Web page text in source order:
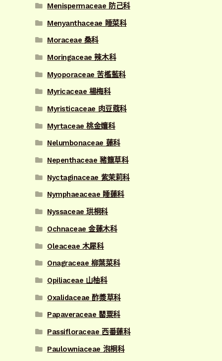
Menispermaceae 防己科
Menyanthaceae 睡菜科
Moraceae 桑科
Moringaceae 辣木科
Myoporaceae 苦檻藍科
Myricaceae 楊梅科
Myristicaceae 肉豆蔻科
Myrtaceae 桃金孃科
Nelumbonaceae 蓮科
Nepenthaceae 豬籠草科
Nyctaginaceae 紫茉莉科
Nymphaeaceae 睡蓮科
Nyssaceae 珙桐科
Ochnaceae 金蓮木科
Oleaceae 木犀科
Onagraceae 柳葉菜科
Opiliaceae 山柚科
Oxalidaceae 酢漿草科
Papaveraceae 罌粟科
Passifloraceae 西番蓮科
Paulowniaceae 泡桐科